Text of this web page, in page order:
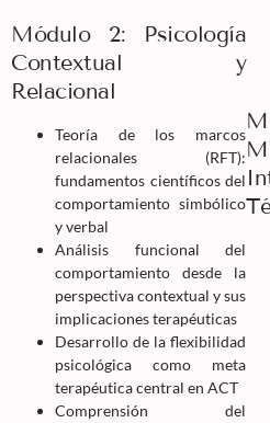
Módulo 2: Psicología
Contextual y
Relacional
Teoría de los marcos
relacionales (RFT):
fundamentos científicos del
comportamiento simbólico
y verbal
Análisis funcional del
comportamiento desde la
perspectiva contextual y sus
implicaciones terapéuticas
Desarrollo de la flexibilidad
psicológica como meta
terapéutica central en ACT
Comprensión del